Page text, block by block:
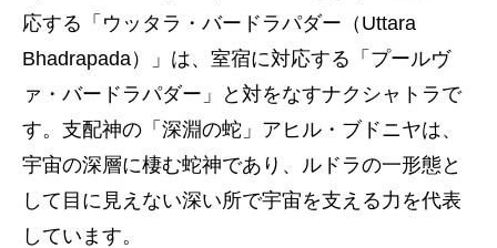
応する「ウッタラ・バードラパダー（Uttara
Bhadrapada）」は、室宿に対応する「プールヴ
ァ・バードラパダー」と対をなすナクシャトラで
す。支配神の「深淵の蛇」アヒル・ブドニヤは、
宇宙の深層に棲む蛇神であり、ルドラの一形態と
して目に見えない深い所で宇宙を支える力を代表
しています。